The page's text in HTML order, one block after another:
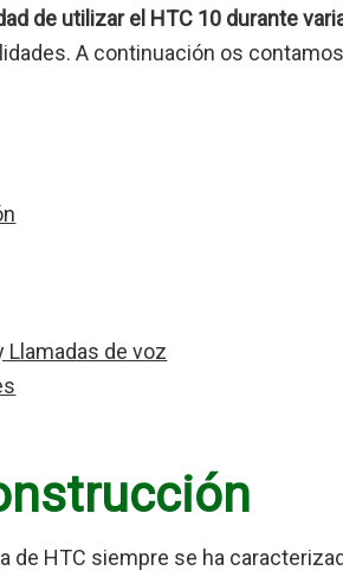
de utilizar el HTC 10 durante
A continuación os
Llamadas de voz
de HTC siempre se ha